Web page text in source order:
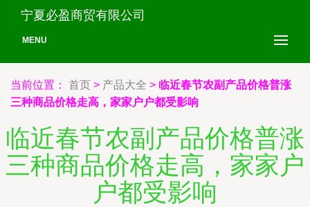
宁夏必盈商贸有限公司
MENU
当前位置： 首页 > 产品大全 > 临近春节农副产品价格普涨
三种商品价格走高，家家户户都受影响
临近春节农副产品价格普涨
三种商品价格走高，家家户
户都受影响